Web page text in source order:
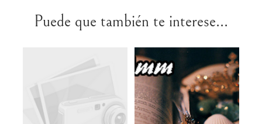
Puede que también te interese...